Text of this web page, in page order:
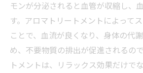
モンが分泌されると血管が収縮し、
す。アロマトリートメントによって
ことで、血流が良くなり、身体の代
め、不要物質の排出が促進されるの
トメントは、リラックス効果だけで